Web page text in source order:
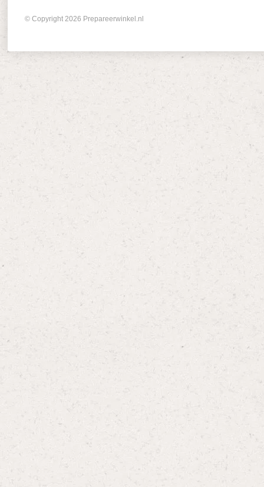
© Copyright 2026 Prepareerwinkel.nl